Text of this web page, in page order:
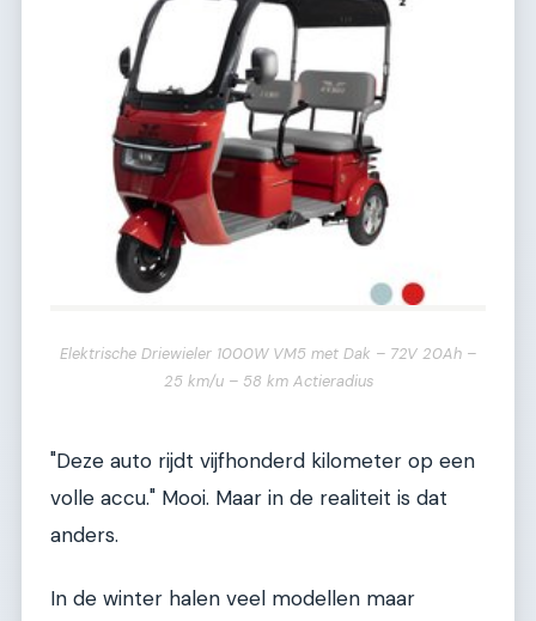
Elektrische Driewieler 1000W VM5 met Dak – 72V 20Ah –
25 km/u – 58 km Actieradius
"Deze auto rijdt vijfhonderd kilometer op een
volle accu." Mooi. Maar in de realiteit is dat
anders.
In de winter halen veel modellen maar